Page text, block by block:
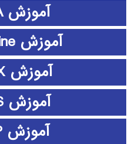
آموزش CATIA
آموزش clementine
آموزش CPLEX
آموزش EDIUS
آموزش EMTP